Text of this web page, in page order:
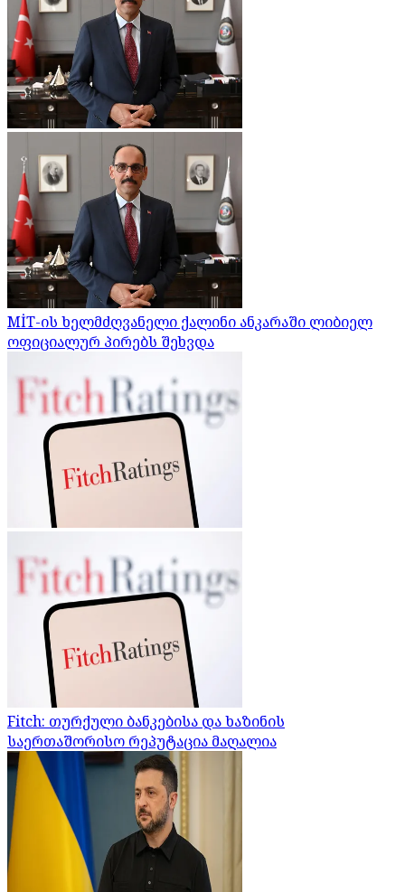
MİT-ის ხელმძღვანელი ქალინი ანკარაში ლიბიელ
ოფიციალურ პირებს შეხვდა
Fitch: თურქული ბანკებისა და ხაზინის
საერთაშორისო რეპუტაცია მაღალია